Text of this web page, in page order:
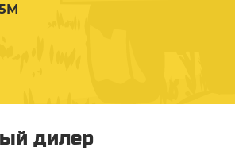
дилер